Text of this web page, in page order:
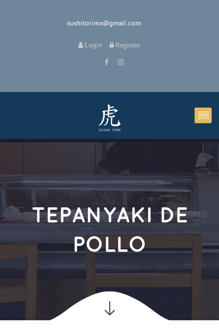
sushitorimx@gmail.com
Login Register
TEPANYAKI DE
POLLO